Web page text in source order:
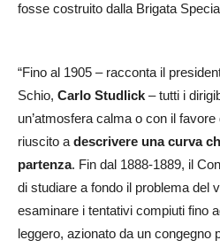
fosse costruito dalla Brigata
“Fino al 1905 – racconta il
Schio, Carlo Studlick – tutti i
un’atmosfera calma o con il
riuscito a descrivere una curva
partenza. Fin dal 1888-1889, il
di studiare a fondo il problema del
esaminare i tentativi compiuti fino
leggero, azionato da un congegno